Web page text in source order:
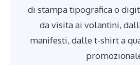
di stampa tipografica o
da visita ai volantini,
manifesti, dalle t-shirt a